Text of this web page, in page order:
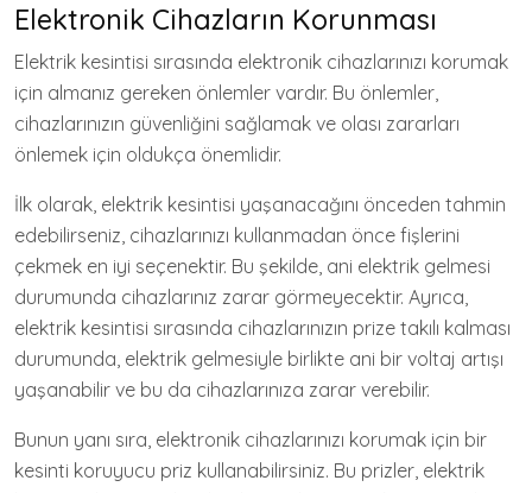
Elektronik Cihazların Korunması
Elektrik kesintisi sırasında elektronik cihazlarınızı korumak
için almanız gereken önlemler vardır. Bu önlemler,
cihazlarınızın güvenliğini sağlamak ve olası zararları
önlemek için oldukça önemlidir.
İlk olarak, elektrik kesintisi yaşanacağını önceden tahmin
edebilirseniz, cihazlarınızı kullanmadan önce fişlerini
çekmek en iyi seçenektir. Bu şekilde, ani elektrik gelmesi
durumunda cihazlarınız zarar görmeyecektir. Ayrıca,
elektrik kesintisi sırasında cihazlarınızın prize takılı kalması
durumunda, elektrik gelmesiyle birlikte ani bir voltaj artışı
yaşanabilir ve bu da cihazlarınıza zarar verebilir.
Bunun yanı sıra, elektronik cihazlarınızı korumak için bir
kesinti koruyucu priz kullanabilirsiniz. Bu prizler, elektrik